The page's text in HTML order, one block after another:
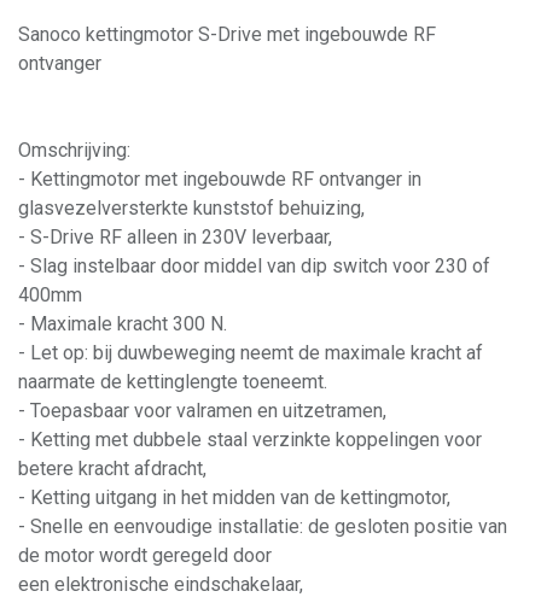
Sanoco kettingmotor S-Drive met ingebouwde RF
ontvanger
Omschrijving:
- Kettingmotor met ingebouwde RF ontvanger in
glasvezelversterkte kunststof behuizing,
- S-Drive RF alleen in 230V leverbaar,
- Slag instelbaar door middel van dip switch voor 230 of
400mm
- Maximale kracht 300 N.
- Let op: bij duwbeweging neemt de maximale kracht af
naarmate de kettinglengte toeneemt.
- Toepasbaar voor valramen en uitzetramen,
- Ketting met dubbele staal verzinkte koppelingen voor
betere kracht afdracht,
- Ketting uitgang in het midden van de kettingmotor,
- Snelle en eenvoudige installatie: de gesloten positie van
de motor wordt geregeld door
een elektronische eindschakelaar,